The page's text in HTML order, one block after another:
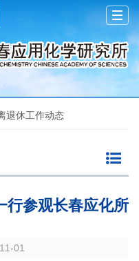
退休工作动态
行参观长春应化所
01